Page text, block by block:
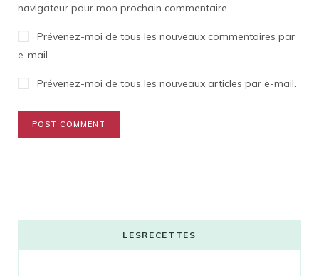
navigateur pour mon prochain commentaire.
Prévenez-moi de tous les nouveaux commentaires par
e-mail.
Prévenez-moi de tous les nouveaux articles par e-mail.
LESRECETTES